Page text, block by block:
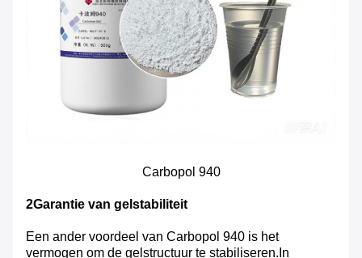
Carbopol 940
2Garantie van gelstabiliteit
Een ander voordeel van Carbopol 940 is het
vermogen om de gelstructuur te stabiliseren.In